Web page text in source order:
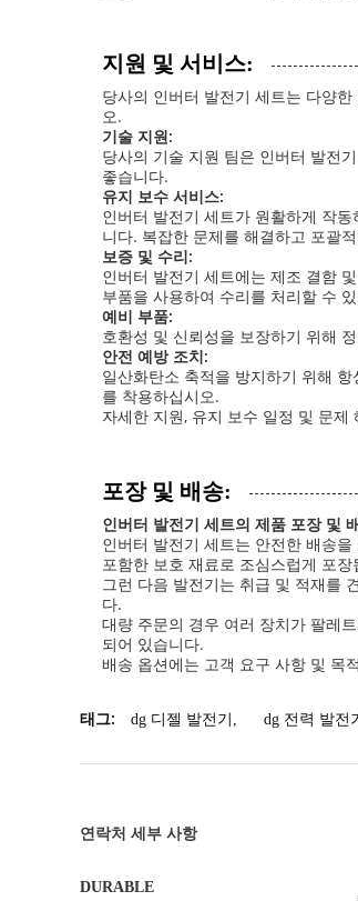
지원 및 서비스:
당사의 인버터 발전기 세트는 다양
오.
기술 지원:
당사의 기술 지원 팀은 인버터 발전
좋습니다.
유지 보수 서비스:
인버터 발전기 세트가 원활하게 작
니다. 복잡한 문제를 해결하고 포괄
보증 및 수리:
인버터 발전기 세트에는 제조 결함
부품을 사용하여 수리를 처리할 수
예비 부품:
호환성 및 신뢰성을 보장하기 위해
안전 예방 조치:
일산화탄소 축적을 방지하기 위해
를 착용하십시오.
자세한 지원, 유지 보수 일정 및 문
포장 및 배송:
인버터 발전기 세트의 제품 포장 및
인버터 발전기 세트는 안전한 배송
포함한 보호 재료로 조심스럽게 포장
그런 다음 발전기는 취급 및 적재를
다.
대량 주문의 경우 여러 장치가 팔레
되어 있습니다.
배송 옵션에는 고객 요구 사항 및 목
태그: dg 디젤 발전기 , dg 전력 발전기
연락처 세부 사항
DURABLE